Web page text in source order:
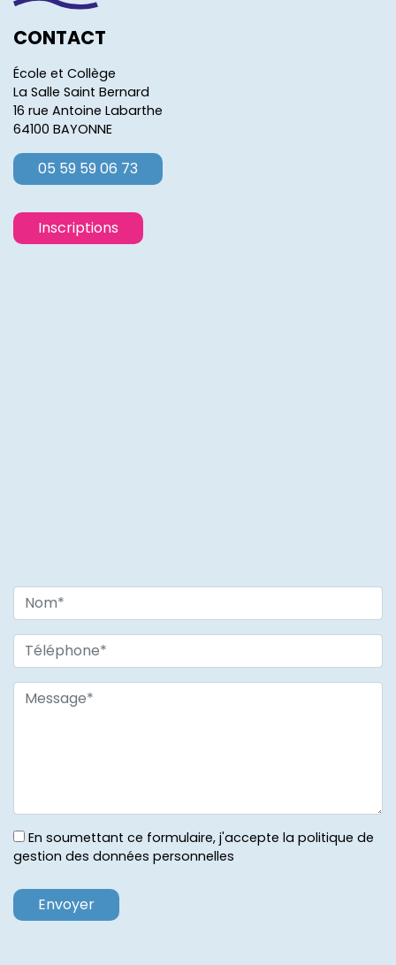
CONTACT
École et Collège
La Salle Saint Bernard
16 rue Antoine Labarthe
64100 BAYONNE
05 59 59 06 73
Inscriptions
En soumettant ce formulaire, j'accepte la politique de
gestion des données personnelles